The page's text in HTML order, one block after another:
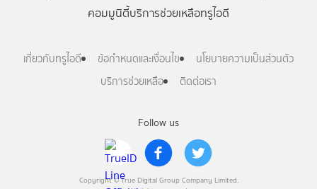
Follow us
Copyright © True Digital Group Company Limited.
คอมมูนิตี้บริการช่วยเหลือทรูไอดี
เกี่ยวกับทรูไอดี ข้อกำหนดและเงื่อนไข
นโยบายความเป็นส่วนตัว
บริการช่วยเหลือ
ติดต่อเรา